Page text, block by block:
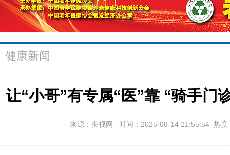
健康新闻
让“小哥”有专属“医”靠 “骑手门
来源：央视网 时间：2025-08-14 21:55:54 热